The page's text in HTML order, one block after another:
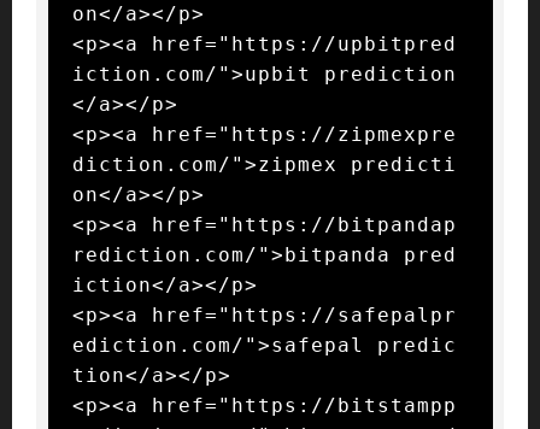
on</a></p>
<p><a href="https://upbitpred
iction.com/">upbit prediction
</a></p>
<p><a href="https://zipmexpre
diction.com/">zipmex predicti
on</a></p>
<p><a href="https://bitpandap
rediction.com/">bitpanda pred
iction</a></p>
<p><a href="https://safepalpr
ediction.com/">safepal predic
tion</a></p>
<p><a href="https://bitstampp